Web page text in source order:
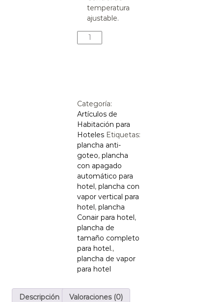
temperatura
ajustable.
Categoría:
Artículos de
Habitación para
Hoteles Etiquetas:
plancha anti-
goteo,plancha
con apagado
automático para
hotel,plancha con
vapor vertical para
hotel,plancha
Conair para hotel,
plancha de
tamaño completo
para hotel.,
plancha de vapor
para hotel
Descripción Valoraciones (0)